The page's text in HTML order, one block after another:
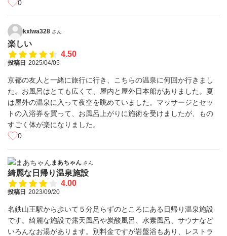
0
kxlwa328 さん
楽しい
4.50
投稿日 2025/04/05
京都の友人と一緒に旅行に行き、こちらの温泉に何回か行きまし
た。お風呂はとても広くて、屋内と屋外日本船がありました。夏
は屋外の温泉に入って夜空を眺めていました。マッサージとセッ
トの入浴券を買って、お風呂上がりに施術を受けましたが、もの
すごく体が楽になりました。
0
まあちゃん さん
綺麗な日帰り温泉施設
4.00
投稿日 2023/09/20
名鉄山王駅から歩いて５分足らずのところにある日帰り温泉施設
です。綺麗な施設で露天風呂や炭酸風呂、水素風呂、サウナなど
いろんなお湯があります。別料金ですが岩盤浴もあり、レストラ